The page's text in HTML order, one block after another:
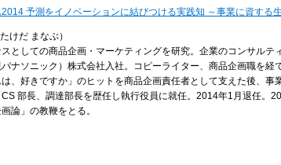
予測をイノベーションに結びつける実践知 ～事業に資する
だ まなぶ）
としての商品企画・マーケティングを研究。企業のコンサルテ
ナソニック）株式会社入社。コピーライター、商品企画職を経
、好きですか」のヒットを商品企画責任者として支えた後、事
CS 部長、調達部長を歴任し執行役員に就任。2014年1月退任。
論」の教鞭をとる。